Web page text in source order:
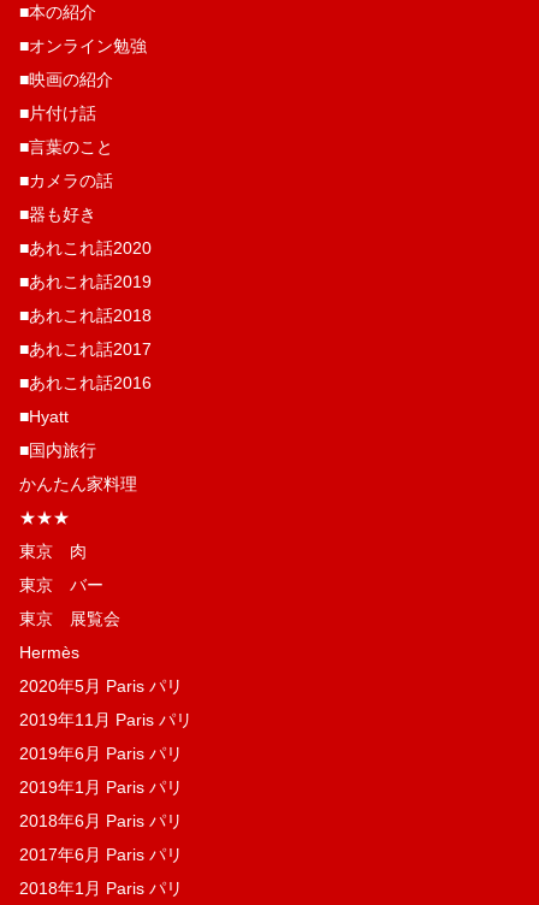
■本の紹介
■オンライン勉強
■映画の紹介
■片付け話
■言葉のこと
■カメラの話
■器も好き
■あれこれ話2020
■あれこれ話2019
■あれこれ話2018
■あれこれ話2017
■あれこれ話2016
■Hyatt
■国内旅行
かんたん家料理
★★★
東京 肉
東京 バー
東京 展覧会
Hermès
2020年5月 Paris パリ
2019年11月 Paris パリ
2019年6月 Paris パリ
2019年1月 Paris パリ
2018年6月 Paris パリ
2017年6月 Paris パリ
2018年1月 Paris パリ